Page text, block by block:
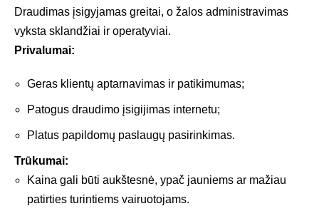
Draudimas įsigyjamas greitai, o žalos administravimas
vyksta sklandžiai ir operatyviai.
Privalumai:
Geras klientų aptarnavimas ir patikimumas;
Patogus draudimo įsigijimas internetu;
Platus papildomų paslaugų pasirinkimas.
Trūkumai:
Kaina gali būti aukštesnė, ypač jauniems ar mažiau
patirties turintiems vairuotojams.